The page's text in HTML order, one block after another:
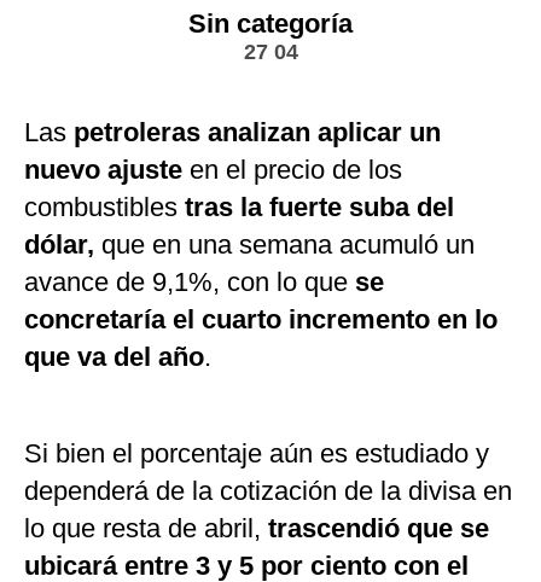
Sin categoría
27 04
Las petroleras analizan aplicar un
nuevo ajuste en el precio de los
combustibles tras la fuerte suba del
dólar, que en una semana acumuló un
avance de 9,1%, con lo que se
concretaría el cuarto incremento en lo
que va del año.
Si bien el porcentaje aún es estudiado y
dependerá de la cotización de la divisa en
lo que resta de abril, trascendió que se
ubicará entre 3 y 5 por ciento con el